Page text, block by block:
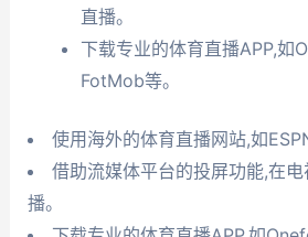
直播。
下载专业的体育直播APP,如
FotMob等。
使用海外的体育直播网站,如
借助流媒体平台的投屏功能,在
播。